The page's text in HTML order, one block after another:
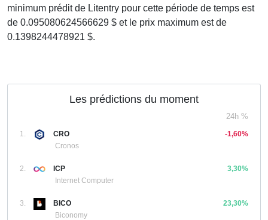
minimum prédit de Litentry pour cette période de temps est
de 0.095080624566629 $ et le prix maximum est de
0.1398244478921 $.
Les prédictions du moment
24h %
1.
CRO
Cronos
-1,60%
2.
ICP
Internet Computer
3,30%
3.
BICO
Biconomy
23,30%